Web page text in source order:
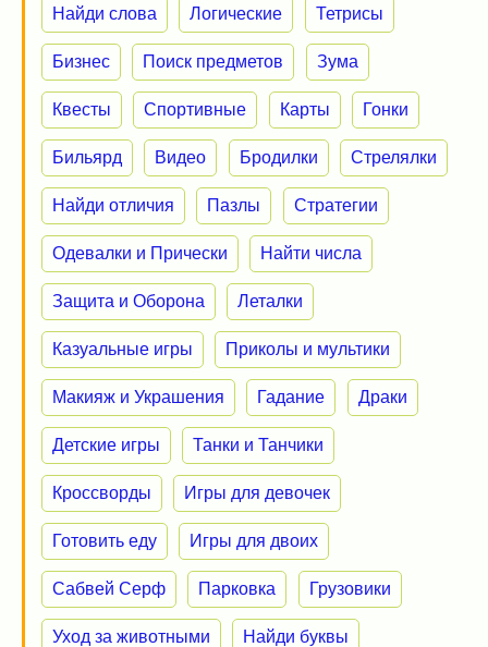
Найди слова Логические Тетрисы
Бизнес Поиск предметов Зума
Квесты Спортивные Карты Гонки
Бильярд Видео Бродилки Стрелялки
Найди отличия Пазлы Стратегии
Одевалки и Прически Найти числа
Защита и Оборона Леталки
Казуальные игры Приколы и мультики
Макияж и Украшения Гадание Драки
Детские игры Танки и Танчики
Кроссворды Игры для девочек
Готовить еду Игры для двоих
Сабвей Серф Парковка Грузовики
Уход за животными Найди буквы